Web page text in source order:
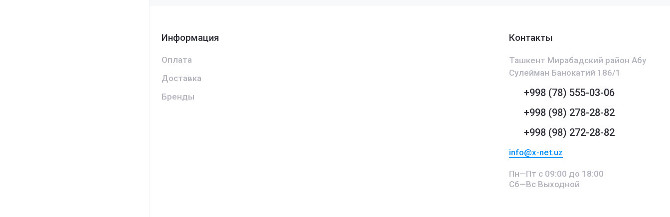
Информация
Оплата
Доставка
Бренды
Контакты
Ташкент Мирабадский район Абу
Сулейман Банокатий 186/1
+998 (78) 555-03-06
+998 (98) 278-28-82
+998 (98) 272-28-82
info@x-net.uz
Пн—Пт с 09:00 до 18:00
Сб—Вс Выходной